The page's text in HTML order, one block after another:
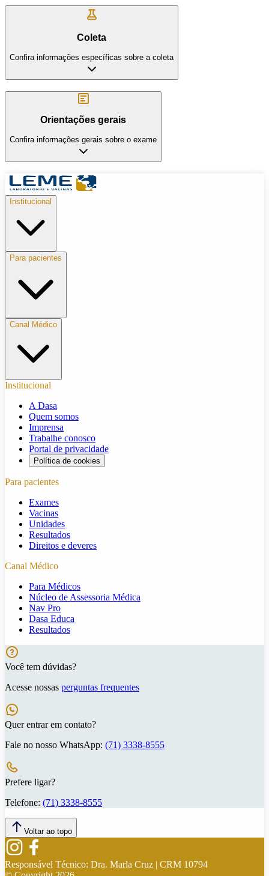
Coleta
Confira informações específicas sobre a coleta
Orientações gerais
Confira informações gerais sobre o exame
Institucional
Para pacientes
Canal Médico
Institucional
A Dasa
Quem somos
Imprensa
Trabalhe conosco
Portal de privacidade
Política de cookies
Para pacientes
Exames
Vacinas
Unidades
Resultados
Direitos e deveres
Canal Médico
Para Médicos
Núcleo de Assessoria Médica
Nav Pro
Dasa Educa
Resultados
Você tem dúvidas?
Acesse nossas perguntas frequentes
Quer entrar em contato?
Fale no nosso WhatsApp: (71) 3338-8555
Prefere ligar?
Telefone: (71) 3338-8555
Voltar ao topo
Responsável Técnico: Dra. Marla Cruz | CRM 10794